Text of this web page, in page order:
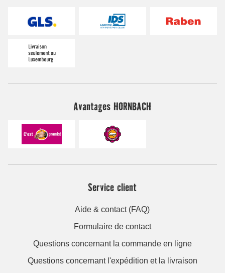
Avantages HORNBACH
Service client
Aide & contact (FAQ)
Formulaire de contact
Questions concernant la commande en ligne
Questions concernant l'expédition et la livraison